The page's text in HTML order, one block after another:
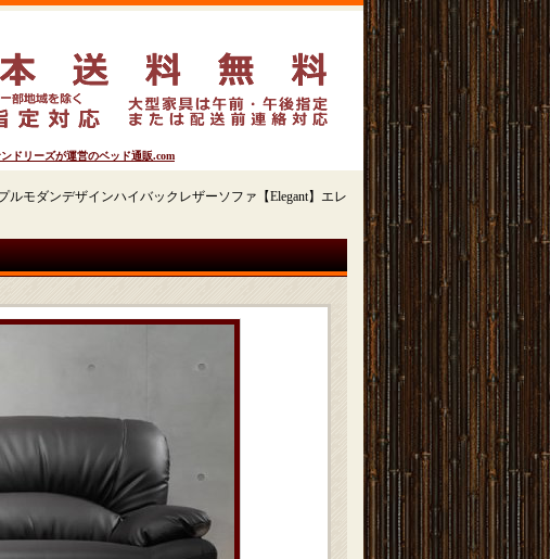
ドリーズが運営のベッド通販.com
ルモダンデザインハイバックレザーソファ【Elegant】エレ